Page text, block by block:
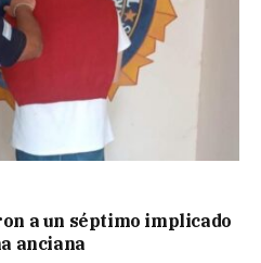
a un séptimo implicado
anciana